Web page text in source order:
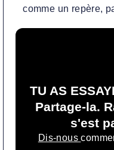
comme un repère,
TU AS
Partage-la.
s'est
Dis-nous